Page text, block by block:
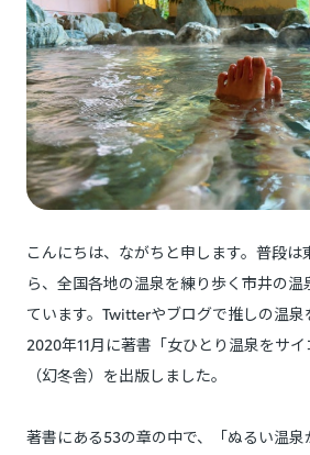
こんにちは、ながちと申します。普段
ら、全国各地の温泉を練り歩く市井の温
ています。Twitterやブログで推しの温泉
2020年11月に著書「女ひとり温泉をサイ
（幻冬舎）を出版しました。
著書にある53の章の中で、「ぬるい温